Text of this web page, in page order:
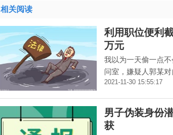
相关阅读
利用职位便利
万元
我以为一天偷一点
问室，嫌疑人郭某
2021-11-30 15:55:17
男子伪装身份
获